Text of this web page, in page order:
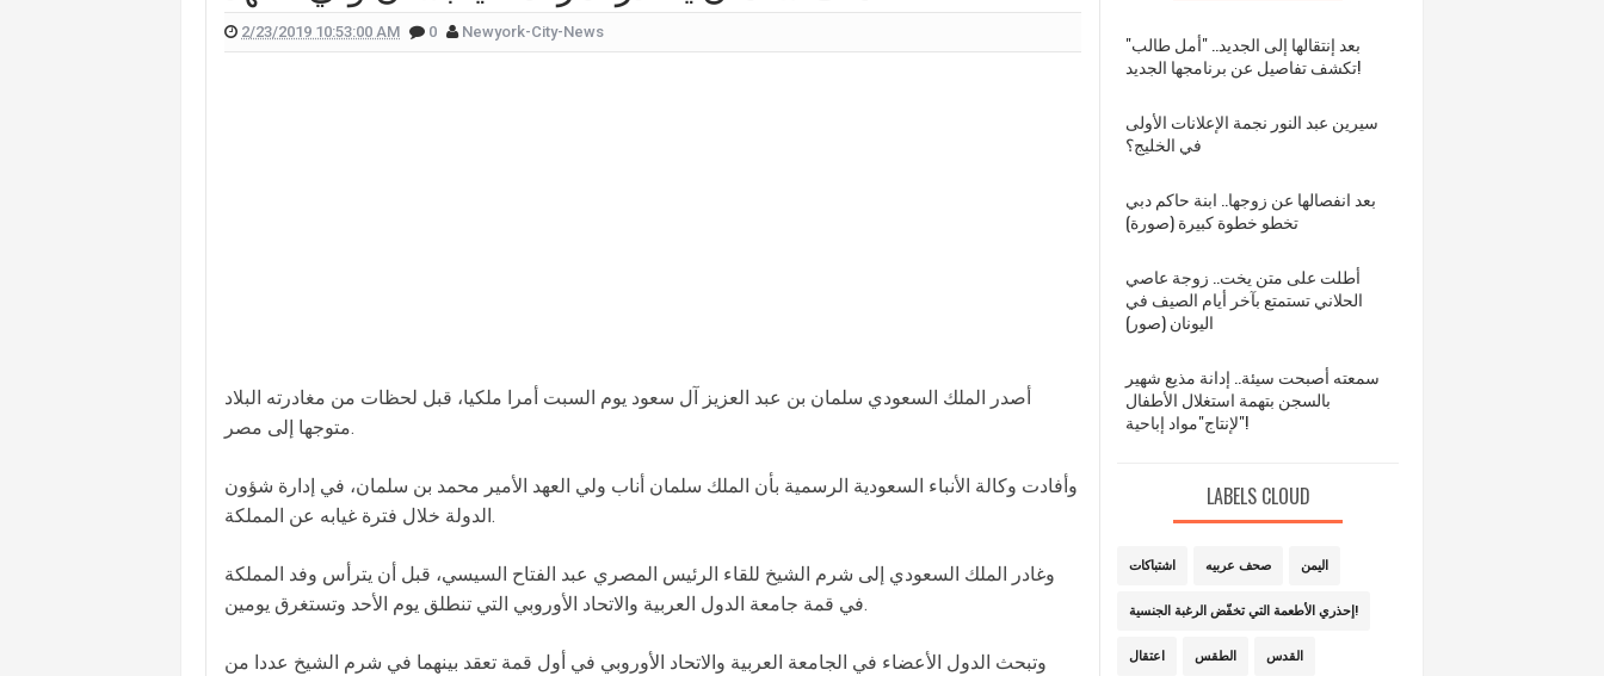
كيف علّقت هيفا وهبي على تفجير "البيجر"؟
2/23/2019 10:53:00 AM 0 Newyork-City-News
أصدر الملك السعودي سلمان بن عبد العزيز آل سعود يوم السبت أمرا ملكيا، قبل لحظات من مغادرته البلاد
متوجها إلى مصر.
وأفادت وكالة الأنباء السعودية الرسمية بأن الملك سلمان أناب ولي العهد الأمير محمد بن سلمان، في إدارة شؤون
الدولة خلال فترة غيابه عن المملكة.
وغادر الملك السعودي إلى شرم الشيخ للقاء الرئيس المصري عبد الفتاح السيسي، قبل أن يترأس وفد المملكة
في قمة جامعة الدول العربية والاتحاد الأوروبي التي تنطلق يوم الأحد وتستغرق يومين.
وتبحث الدول الأعضاء في الجامعة العربية والاتحاد الأوروبي في أول قمة تعقد بينهما في شرم الشيخ عددا من
بعد إنتقالها إلى الجديد.. "أمل طالب"
تكشف تفاصيل عن برنامجها الجديد!
سيرين عبد النور نجمة الإعلانات الأولى
في الخليج؟
بعد انفصالها عن زوجها.. ابنة حاكم دبي
تخطو خطوة كبيرة (صورة)
أطلت على متن يخت.. زوجة عاصي
الحلاني تستمتع بآخر أيام الصيف في
اليونان (صور)
سمعته أصبحت سيئة.. إدانة مذيع شهير
بالسجن بتهمة استغلال الأطفال
لإنتاج"مواد إباحية"!
LABELS CLOUD
اشتباكات صحف عربيه اليمن
إحذري الأطعمة التي تخفّض الرغبة الجنسية!
اعتقال الطقس القدس